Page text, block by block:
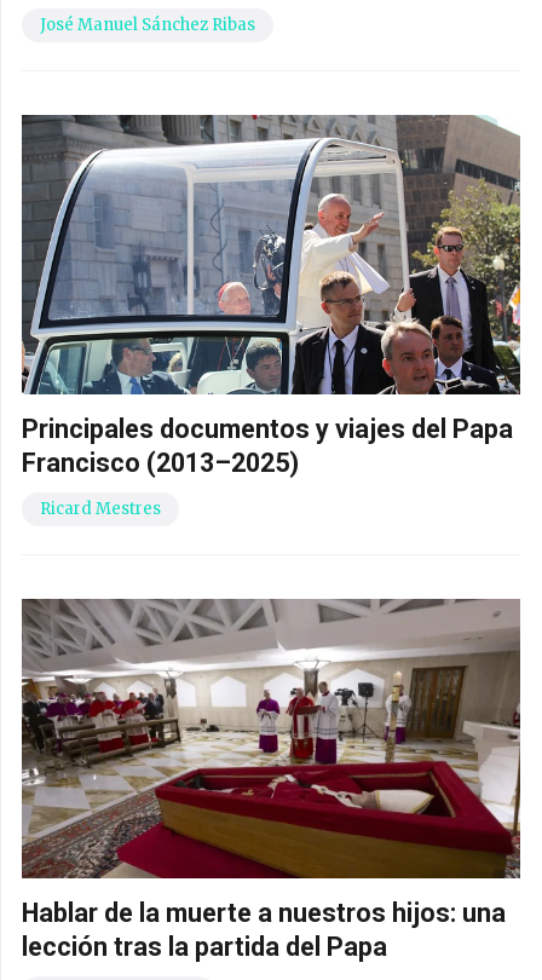
José Manuel Sánchez Ribas
Principales documentos y viajes del Papa
Francisco (2013–2025)
Ricard Mestres
Hablar de la muerte a nuestros hijos: una
lección tras la partida del Papa